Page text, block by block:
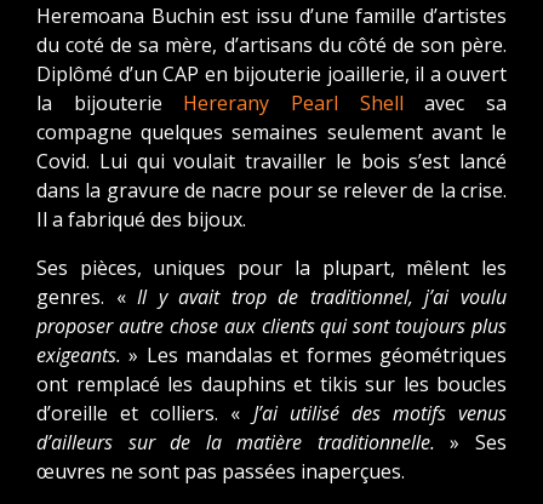
Heremoana Buchin est issu d’une famille d’artistes
du coté de sa mère, d’artisans du côté de son père.
Diplômé d’un CAP en bijouterie joaillerie, il a ouvert
la bijouterie Hererany Pearl Shell avec sa
compagne quelques semaines seulement avant le
Covid. Lui qui voulait travailler le bois s’est lancé
dans la gravure de nacre pour se relever de la crise.
Il a fabriqué des bijoux.
Ses pièces, uniques pour la plupart, mêlent les
genres. «Il y avait trop de traditionnel, j’ai voulu
proposer autre chose aux clients qui sont toujours plus
exigeants.» Les mandalas et formes géométriques
ont remplacé les dauphins et tikis sur les boucles
d’oreille et colliers. « J’ai utilisé des motifs venus
d’ailleurs sur de la matière traditionnelle. » Ses
œuvres ne sont pas passées inaperçues.